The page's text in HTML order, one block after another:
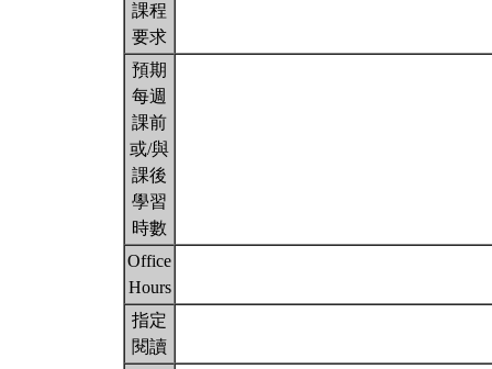
課程
要求
預期
每週
課前
或/與
課後
學習
時數
Office
Hours
指定
閱讀